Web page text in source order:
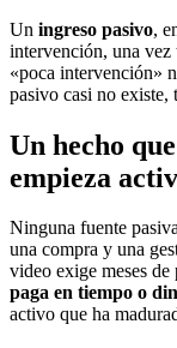
Un ingreso pasivo,
intervención, una vez
«poca intervención»
pasivo casi no
Un hecho
empieza
Ninguna fuente
una compra y una
video exige meses
paga en tiempo o
activo que ha